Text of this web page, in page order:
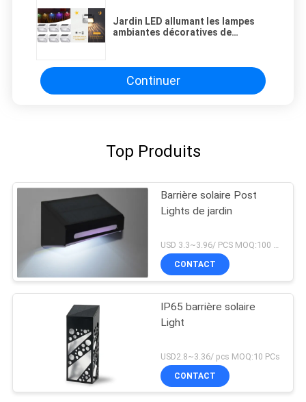
Jardin LED allumant les lampes
ambiantes décoratives de
Continuer
Top Produits
Barrière solaire Post
Lights de jardin
USD 3.3~3.96/ PCS MOQ:100 PCs
CONTACT
IP65 barrière solaire
Light
USD2.8~3.36/ pcs MOQ:10 PCs
CONTACT